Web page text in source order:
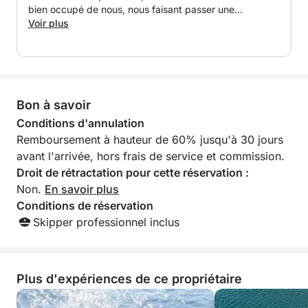
- Boissons : Eau, Coca-Cola, soda à l'orange et
prosecco
Votre bateau est équipé pour allier vitesse et
en douceur
- Capitaine et carburant inclus
Pourquoi vous allez l'adorer :
- Excursion à grande vitesse pleine d'adrénaline à
plus de 10 nœuds
- Vues imprenables sur le coucher de soleil le long
de la côte
la baignade
- Détendez-vous avec un apéritif au coucher du
soleil
- Idéal pour les amateurs de sensations fortes et les
bien occupé de nous, nous faisant passer une
merveilleuse journée à bord. Je recommande vivement.
Voir plus
Bon à savoir
Conditions d'annulation
Remboursement à hauteur de 60% jusqu'à 30 jours
avant l'arrivée, hors frais de service et commission.
Droit de rétractation pour cette réservation :
Non. En savoir plus
Conditions de réservation
Skipper professionnel inclus
Plus d'expériences de ce propriétaire